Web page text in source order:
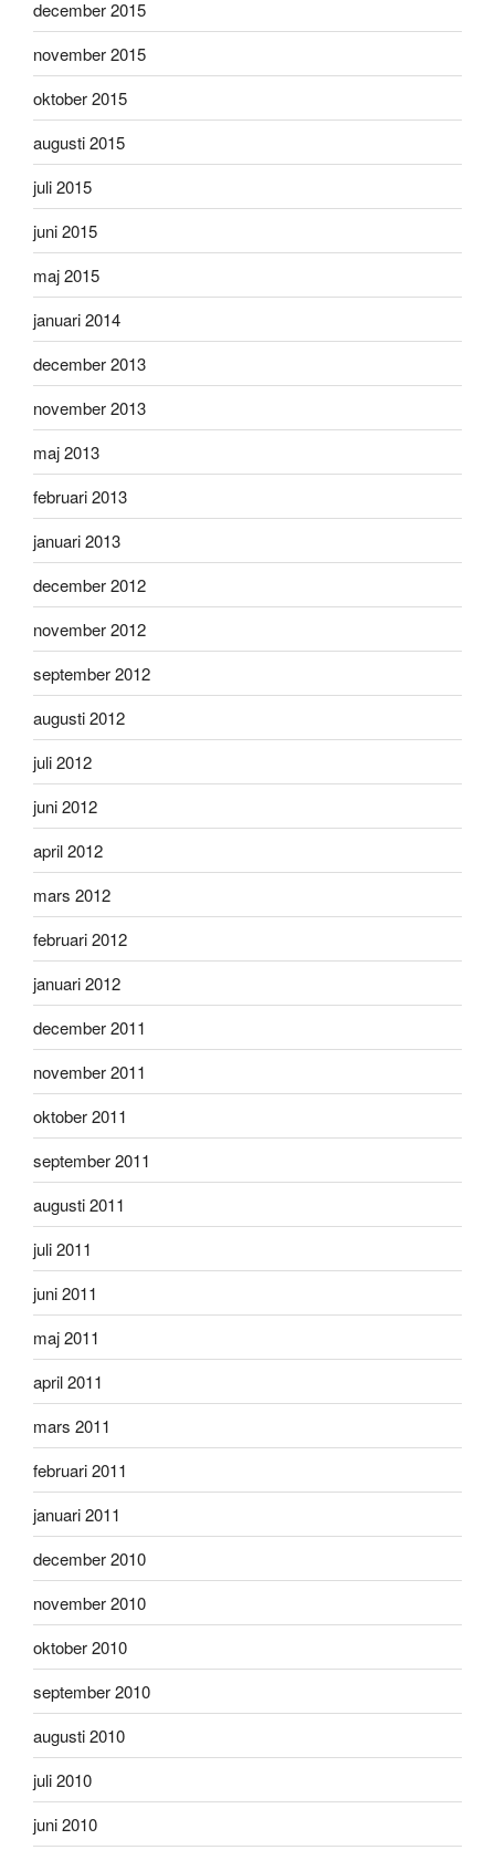
december 2015
november 2015
oktober 2015
augusti 2015
juli 2015
juni 2015
maj 2015
januari 2014
december 2013
november 2013
maj 2013
februari 2013
januari 2013
december 2012
november 2012
september 2012
augusti 2012
juli 2012
juni 2012
april 2012
mars 2012
februari 2012
januari 2012
december 2011
november 2011
oktober 2011
september 2011
augusti 2011
juli 2011
juni 2011
maj 2011
april 2011
mars 2011
februari 2011
januari 2011
december 2010
november 2010
oktober 2010
september 2010
augusti 2010
juli 2010
juni 2010